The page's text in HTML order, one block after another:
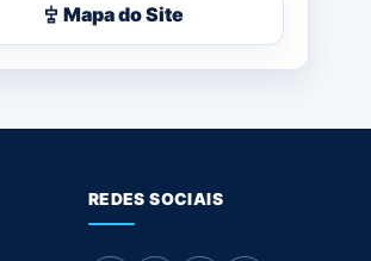
Mapa do Site
REDES SOCIAIS